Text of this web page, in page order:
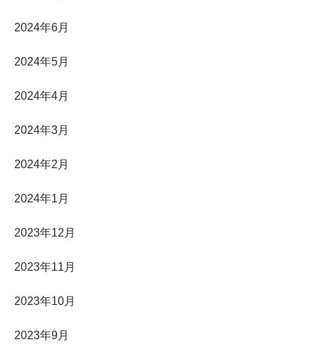
2024年6月
2024年5月
2024年4月
2024年3月
2024年2月
2024年1月
2023年12月
2023年11月
2023年10月
2023年9月